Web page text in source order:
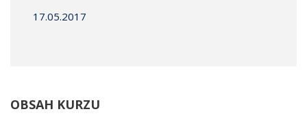
17.05.2017
OBSAH KURZU